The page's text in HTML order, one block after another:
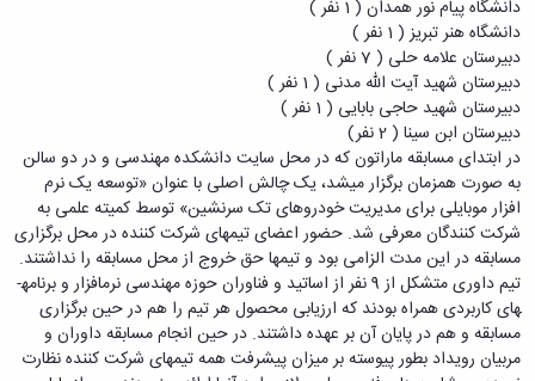
آموزشی
و
تحصیلات
تکمیلی
معاونت
دانشجویی
معاونت
پژوهش
و
فناوری
معاونت
فرهنگی
و
اجتماعی
نهاد
هنر
و
معماری
دامپزشکی
علوم
پایه
علوم
اقتصادی
و
اجتماعی
دانشکده
های
اقماری
دانشگاه پیام نور همدان ( 1 نفر )
دانشگاه هنر تبریز ( 1 نفر )
دبیرستان علامه حلی ( 7 نفر )
دبیرستان شهید آیت الله مدنی ( 1 نفر )
دبیرستان شهید حاجی بابایی ( 1 نفر )
دبیرستان ابن سینا ( 2 نفر)
در ابتدای مسابقه ماراتون که در محل سایت دانشکده مهندسی و در دو سالن
به صورت همزمان برگزار می­شد، یک چالش اصلی با عنوان «توسعه یک نرم
افزار موبایلی برای مدیریت خودروهای تک سرنشین» توسط کمیته علمی به
شرکت کنندگان معرفی شد. حضور اعضای تیم­های شرکت کننده در محل برگزاری
مسابقه در این مدت الزامی بود و تیم­ها حق خروج از محل مسابقه را نداشتند.
تیم داوری متشکل از 9 نفر از اساتید و فناوران حوزه مهندسی نرم­افزار و برنامه­
های کاربردی همراه بودند که ارزیابی محصول هر تیم را هم در حین برگزاری
مسابقه و هم در پایان آن بر عهده داشتند. در حین انجام مسابقه داوران و
مربیان رویداد بطور پیوسته بر میزان پیشرفت همه تیم­های شرکت کننده نظارت